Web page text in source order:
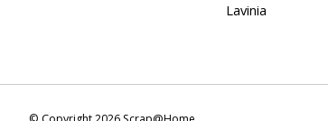
Lavinia